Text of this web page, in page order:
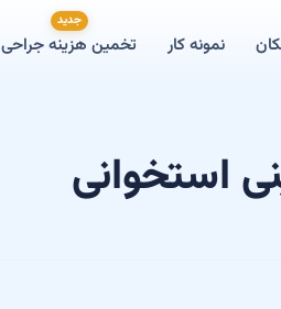
نمونه کار
جدید
تخمین هزینه جراحی
استخوانی